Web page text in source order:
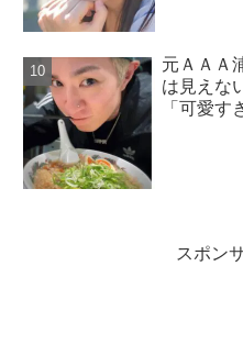
元ＡＡＡ
は見えな
「可愛す
スポン